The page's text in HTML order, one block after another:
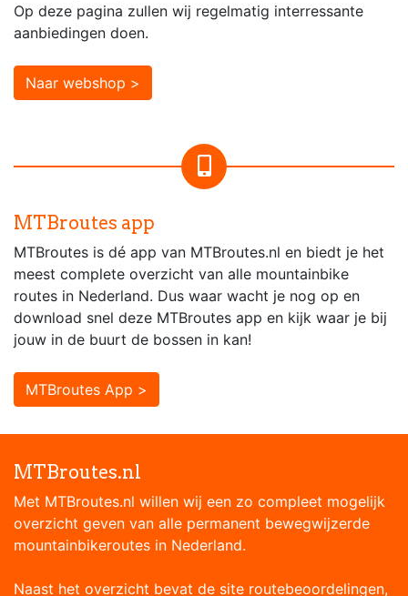
Op deze pagina zullen wij regelmatig interressante
aanbiedingen doen.
Naar webshop >
MTBroutes app
MTBroutes is dé app van MTBroutes.nl en biedt je het
meest complete overzicht van alle mountainbike
routes in Nederland. Dus waar wacht je nog op en
download snel deze MTBroutes app en kijk waar je bij
jouw in de buurt de bossen in kan!
MTBroutes App >
MTBroutes.nl
Met MTBroutes.nl willen wij een zo compleet mogelijk
overzicht geven van alle permanent bewegwijzerde
mountainbikeroutes in Nederland.
Naast het overzicht bevat de site routebeoordelingen,